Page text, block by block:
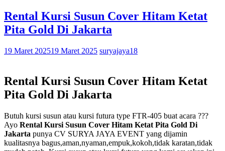
Rental Kursi Susun Cover Hitam Ketat
Pita Gold Di Jakarta
19 Maret 202519 Maret 2025 suryajaya18
Rental Kursi Susun Cover Hitam Ketat
Pita Gold Di Jakarta
Butuh kursi susun atau kursi futura type FTR-405 buat acara ???
Ayo Rental Kursi Susun Cover Hitam Ketat Pita Gold Di
Jakarta punya CV SURYA JAYA EVENT yang dijamin
kualitasnya bagus,aman,nyaman,empuk,kokoh,tidak karatan,tidak